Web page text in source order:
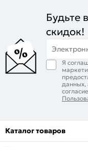
Будьте
скидок!
Я
данных,
Каталог товаров